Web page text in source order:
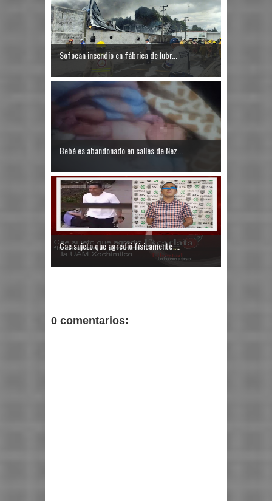
Sofocan incendio en fábrica de lubr...
Bebé es abandonado en calles de Nez...
Cae sujeto que agredió físicamente ...
0 comentarios: